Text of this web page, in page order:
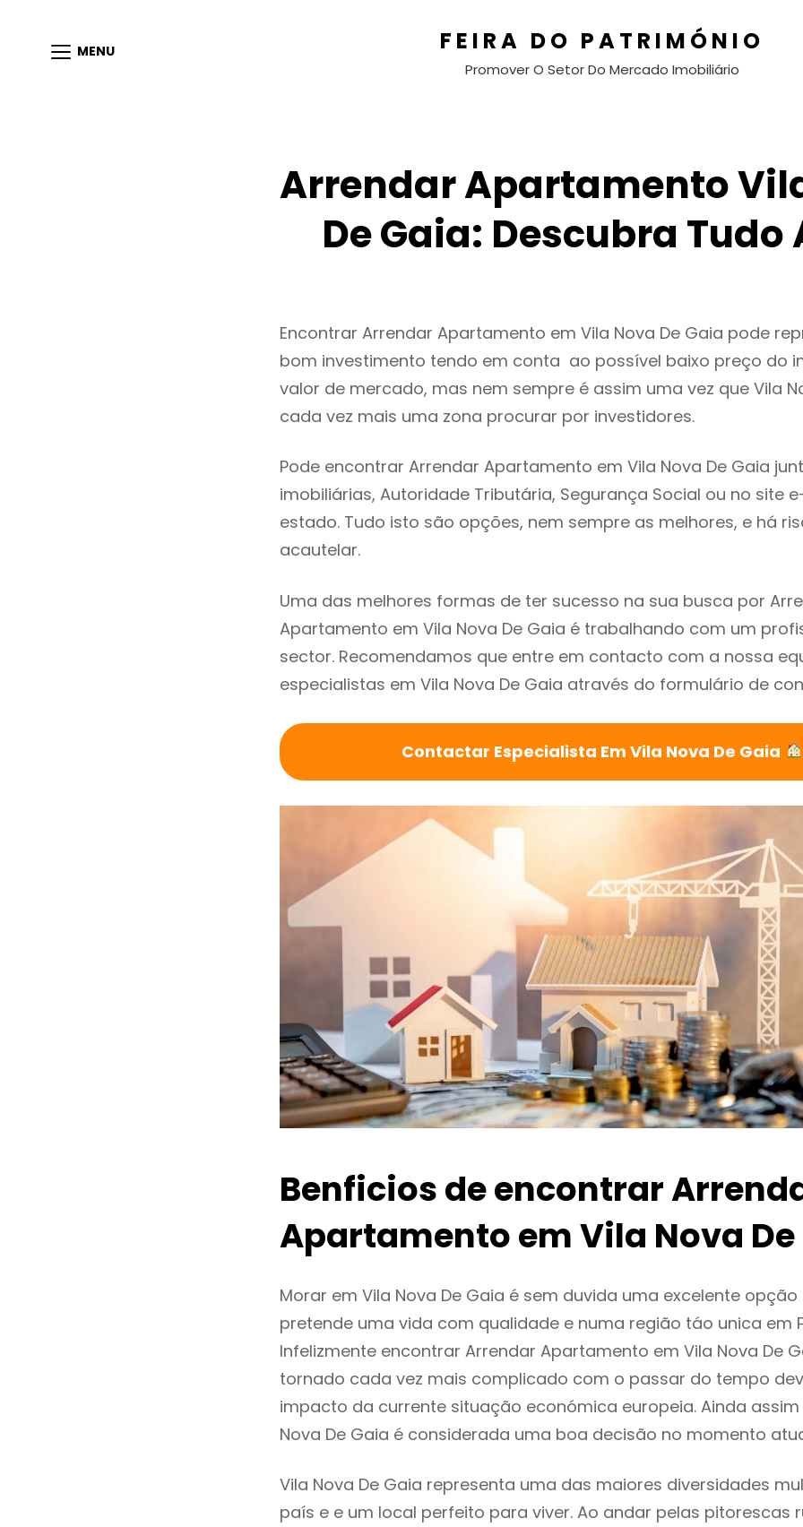
MENU FEIRA DO PATRIMÓNIO
Promover O Setor Do Mercado Imobiliário
Arrendar Apartamento
De Gaia: Descubra Tudo
Encontrar Arrendar Apartamento em Vila Nova De Gaia pode
bom investimento tendo em conta ao possível baixo preço do
valor de mercado, mas nem sempre é assim uma vez que Vila
cada vez mais uma zona procurar por investidores.
Pode encontrar Arrendar Apartamento em Vila Nova De Gaia
imobiliárias, Autoridade Tributária, Segurança Social ou no site
estado. Tudo isto são opções, nem sempre as melhores, e há
acautelar.
Uma das melhores formas de ter sucesso na sua busca por
Apartamento em Vila Nova De Gaia é trabalhando com um
sector. Recomendamos que entre em contacto com a nossa
especialistas em Vila Nova De Gaia através do formulário de
Contactar Especialista Em Vila Nova De Gaia
Benficios de encontrar
Apartamento em Vila Nova De
Morar em Vila Nova De Gaia é sem duvida uma excelente
pretende uma vida com qualidade e numa região táo unica em
Infelizmente encontrar Arrendar Apartamento em Vila Nova De
tornado cada vez mais complicado com o passar do tempo
impacto da currente situação económica europeia. Ainda assim
Nova De Gaia é considerada uma boa decisão no momento
Vila Nova De Gaia representa uma das maiores diversidades
país e e um local perfeito para viver. Ao andar pelas pitorescas